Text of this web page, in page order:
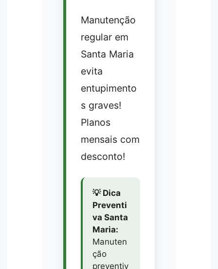
Manutenção
regular em
Santa Maria
evita
entupimento
s graves!
Planos
mensais com
desconto!
💡 Dica
Preventi
va Santa
Maria:
Manuten
ção
preventiv